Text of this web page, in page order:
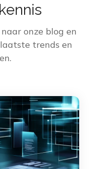
onze blog en
trends en